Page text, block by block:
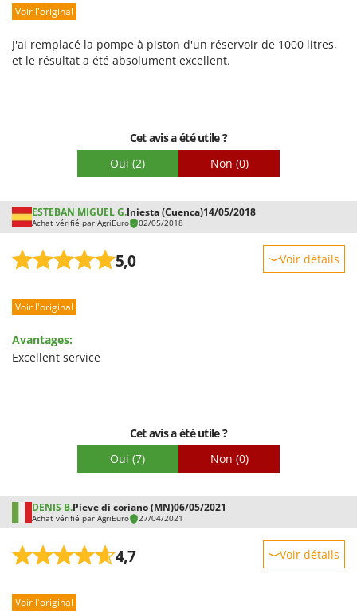
Tineco
Titania
U
Udor
Unger
V
Vesco
Volpi
Wiper EcoRobot
Wolf Garten
Wortex
Worx
Y Yard Force
Prestations
Qualité / Prix
Voir l'original
J'ai remplacé la pompe à piston d'un réservoir de 1000 litres,
et le résultat a été absolument excellent.
Cet avis a été utile ?
Oui (2) Non (0)
ESTEBAN MIGUEL G.Iniesta (Cuenca)14/05/2018
Achat vérifié par AgriEuro 02/05/2018
5,0 Voir détails
Prestations
Qualité / Prix
Voir l'original
Avantages:
Excellent service
Cet avis a été utile ?
Oui (7) Non (0)
DENIS B.Pieve di coriano (MN)06/05/2021
Achat vérifié par AgriEuro 27/04/2021
4,7 Voir détails
Prestations
Voir l'original